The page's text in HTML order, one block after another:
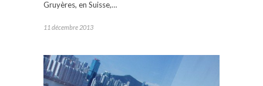
Gruyères, en Suisse,…
11 décembre 2013